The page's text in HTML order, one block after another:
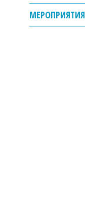
МЕРОПРИЯТИЯ